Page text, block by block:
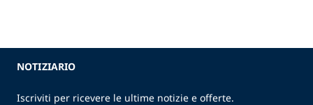
NOTIZIARIO
Iscriviti per ricevere le ultime notizie e offerte.